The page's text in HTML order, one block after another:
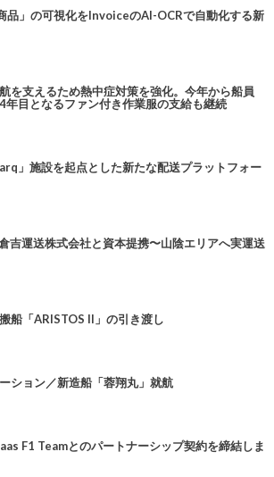
品」の可視化をInvoiceのAI-OCRで自動化する新
を支えるため熱中症対策を強化。今年から船員
年目となるファン付き作業服の支給も継続
」施設を起点とした新たな配送プラットフォー
運送株式会社と資本提携〜山陰エリアへ実運送
船「ARISTOS II」の引き渡し
ション／新造船「蓉翔丸」就航
F1 Teamとのパートナーシップ契約を締結しま